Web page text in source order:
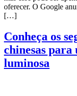
oferecer. O Google
[…]
Conheça os
chinesas para
luminosa